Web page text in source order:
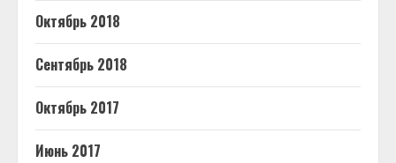
Октябрь 2018
Сентябрь 2018
Октябрь 2017
Июнь 2017